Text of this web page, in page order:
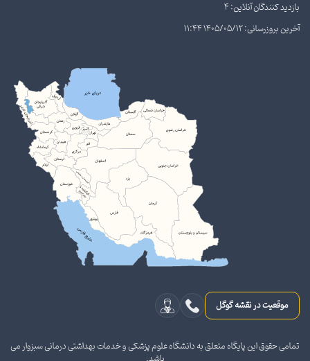
بازدید کنندگان آنلاین: 4
آخرین بروزرسانی: 1405/05/12 11:44
موقعیت در نقشه گوگل
تمامی حقوق این پایگاه متعلق به دانشگاه علوم پزشکی و خدمات بهداشتی درمانی سبزوار می